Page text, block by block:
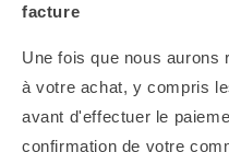
facture
Une fois que nous aurons
à votre achat, y compris
avant d'effectuer le
confirmation de votre